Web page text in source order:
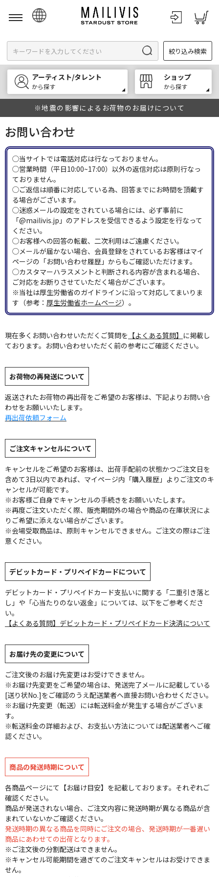
English
한국어
中文
絞り込み検索
アーティスト/タレント
から探す
ショップ
から探す
※地震の影響によるお荷物のお届けについて
お問い合わせ
◯当サイトでは電話対応は行なっておりません。
◯営業時間（平日10:00~17:00）以外の返信対応は原則行なっ
ておりません。
◯ご返信は順番に対応している為、回答までにお時間を頂戴す
る場合がございます。
◯迷惑メールの設定をされている場合には、必ず事前に
「@mailivis.jp」のアドレスを受信できるよう設定を行なって
ください。
◯お客様への回答の転載、二次利用はご遠慮ください。
◯メールが届かない場合、会員登録をされているお客様はマイ
ページの「お問い合わせ履歴」からもご確認いただけます。
◯カスタマーハラスメントと判断される内容が含まれる場合、
ご対応をお断りさせていただく場合がございます。
※当社は厚生労働省のガイドラインに沿って対応してまいりま
す（参考： 厚生労働省ホームページ）。
現在多くお問い合わせいただくご質問を 【よくある質問】 に掲載し
ております。お問い合わせいただく前の参考にご確認ください。
お荷物の再発送について
返送されたお荷物の再出荷をご希望のお客様は、下記よりお問い合
わせをお願いいたします。
再出荷依頼フォーム
ご注文キャンセルについて
キャンセルをご希望のお客様は、出荷手配前の状態かつご注文日を
含めて3日以内であれば、マイページ内「購入履歴」よりご注文のキ
ャンセルが可能です。
※お客様ご自身でキャンセルの手続きをお願いいたします。
※再度ご注文いただく際、販売期間外の場合や商品の在庫状況によ
りご希望に添えない場合がございます。
※会場受取商品は、原則キャンセルできません。ご注文の際はご注
意ください。
デビットカード・プリペイドカードについて
デビットカード・プリペイドカード支払いに関する「二重引き落と
し」や「心当たりのない返金」については、以下をご参考くださ
い。
【よくある質問】デビットカード・プリペイドカード決済について
お届け先の変更について
ご注文後のお届け先変更はお受けできません。
※お届け先変更をご希望の場合は、発送完了メールに記載している
[送り状No.]をご確認のうえ配送業者へ直接お問い合わせください。
※お届け先変更（転送）には転送料金が発生する場合がございま
す。
※転送料金の詳細および、お支払い方法については配送業者へご確
認ください。
商品の発送時期について
各商品ページにて【お届け目安】を記載しております。それぞれご
確認ください。
商品が発送されない場合、ご注文内容に発送時期が異なる商品が含
まれていないかご確認ください。
発送時期の異なる商品を同時にご注文の場合、発送時期が一番遅い
商品にあわせての出荷となります。
※ご注文後の分割配送はできません。
※キャンセル可能期間を過ぎてのご注文キャンセルはお受けできま
せん。